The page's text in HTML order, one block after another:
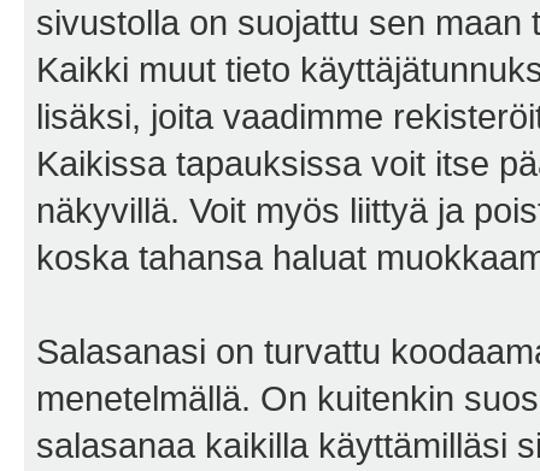
sivustolla on suojattu sen
Kaikki muut tieto
lisäksi, joita vaadimme
Kaikissa tapauksissa voit itse
näkyvillä. Voit myös liittyä ja
koska tahansa haluat
Salasanasi on turvattu
menetelmällä. On kuitenkin
salasanaa kaikilla käyttämilläsi